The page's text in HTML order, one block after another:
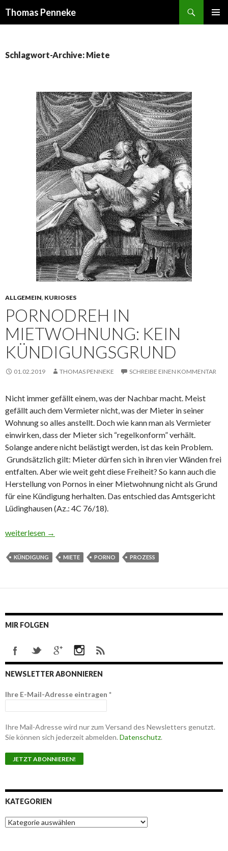
Thomas Penneke
Schlagwort-Archive: Miete
ALLGEMEIN, KURIOSES
PORNODREH IN
MIETWOHNUNG: KEIN
KÜNDIGUNGS­GRUND
01.02.2019 THOMAS PENNEKE SCHREIBE EINEN KOMMENTAR
Nicht immer gefällt einem, was der Nachbar macht. Meist
gefällt auch dem Vermieter nicht, was der Mieter in seiner
Wohnung so alles anstellt. Doch wie kann man als Vermieter
einwirken, dass der Mieter sich “regelkonform” verhält.
Solange andere nicht belästigt werden, ist das kein Problem.
Grundsätzlich gilt: Mieter dürfen sich in ihren vier Wänden frei
entfalten. Aber wie weit geht diese Freiheit? So kann auch die
Herstellung von Pornos in einer Mietwohnung nicht als Grund
für eine Kündigung herhalten. Das entschied das Amtsgericht
Lüdinghausen (Az.: 4C 76/18).
Pornodreh in Mietwohnung: kein Kündigungs­grund
weiterlesen →
KÜNDIGUNG MIETE PORNO PROZESS
MIR FOLGEN
NEWSLETTER ABONNIEREN
Ihre E-Mail-Adresse eintragen *
Ihre Mail-Adresse wird nur zum Versand des Newsletters genutzt.
Sie können sich jederzeit abmelden. Datenschutz.
KATEGORIEN
K
a